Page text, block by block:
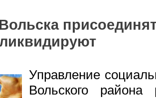
Управление
Вольского района